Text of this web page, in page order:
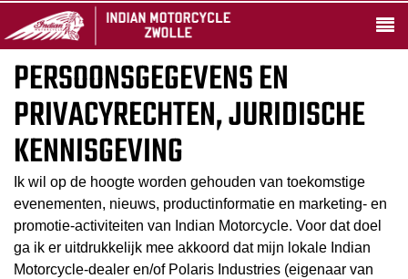
PERSOONSGEGEVENS EN
PRIVACYRECHTEN, JURIDISCHE
KENNISGEVING
Ik wil op de hoogte worden gehouden van toekomstige
evenementen, nieuws, productinformatie en marketing- en
promotie-activiteiten van Indian Motorcycle. Voor dat doel
ga ik er uitdrukkelijk mee akkoord dat mijn lokale Indian
Motorcycle-dealer en/of Polaris Industries (eigenaar van